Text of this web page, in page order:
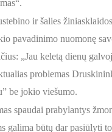
ir šalies
pavadinimo nuomonę
„Jau keletą dienų
problemas
be jokio viešumo.
spaudai prabylantys
būtų dar pasiūlyti